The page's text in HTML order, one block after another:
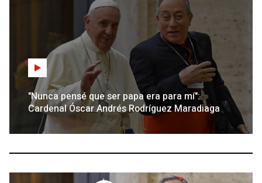
"Nunca pensé que ser papa era para mí":
Cardenal Óscar Andrés Rodríguez Maradiaga